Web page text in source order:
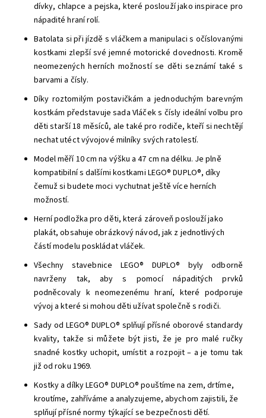
dívky, chlapce a pejska, které poslouží jako inspirace pro
nápadité hraní rolí.
Batolata si při jízdě s vláčkem a manipulaci s očíslovanými
kostkami zlepší své jemné motorické dovednosti. Kromě
neomezených herních možností se děti seznámí také s
barvami a čísly.
Díky roztomilým postavičkám a jednoduchým barevným
kostkám představuje sada Vláček s čísly ideální volbu pro
děti starší 18 měsíců, ale také pro rodiče, kteří si nechtějí
nechat utéct vývojové milníky svých ratolestí.
Model měří 10 cm na výšku a 47 cm na délku. Je plně
kompatibilní s dalšími kostkami LEGO® DUPLO®, díky
čemuž si budete moci vychutnat ještě více herních
možností.
Herní podložka pro děti, která zároveň poslouží jako
plakát, obsahuje obrázkový návod, jak z jednotlivých
částí modelu poskládat vláček.
Všechny stavebnice LEGO® DUPLO® byly odborně
navrženy tak, aby s pomocí nápaditých prvků
podněcovaly k neomezenému hraní, které podporuje
vývoj a které si mohou děti užívat společně s rodiči.
Sady od LEGO® DUPLO® splňují přísné oborové standardy
kvality, takže si můžete být jisti, že je pro malé ručky
snadné kostky uchopit, umístit a rozpojit – a je tomu tak
již od roku 1969.
Kostky a dílky LEGO® DUPLO® pouštíme na zem, drtíme,
kroutíme, zahříváme a analyzujeme, abychom zajistili, že
splňují přísné normy týkající se bezpečnosti dětí.